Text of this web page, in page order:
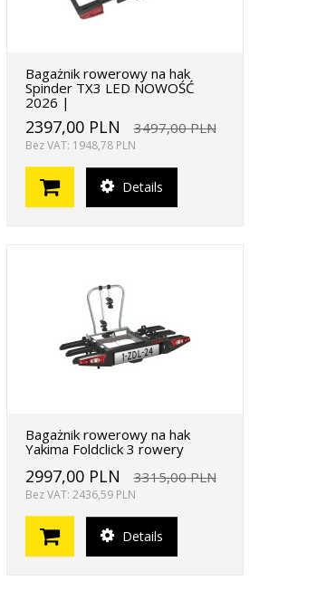
Bagażnik rowerowy na hak
Spinder TX3 LED NOWOŚĆ
2026 |
2397,00 PLN 3497,00 PLN
Bez VAT: 1948,78 PLN
Details
Bagażnik rowerowy na hak
Yakima Foldclick 3 rowery
2997,00 PLN 3315,00 PLN
Bez VAT: 2436,59 PLN
Details